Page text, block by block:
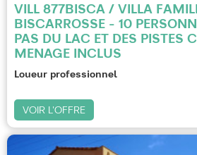
VILL 877BISCA / VILLA
BISCARROSSE - 10
PAS DU LAC ET DES PISTES
MENAGE INCLUS
Loueur professionnel
VOIR L'OFFRE